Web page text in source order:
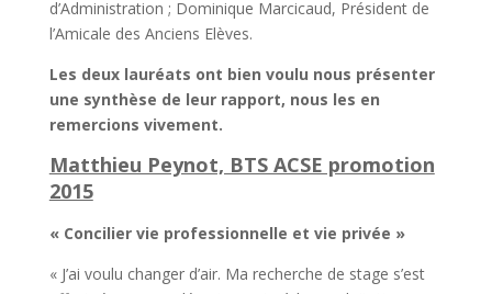
d’Administration ; Dominique Marcicaud, Président de
l’Amicale des Anciens Elèves.
Les deux lauréats ont bien voulu nous présenter
une synthèse de leur rapport, nous les en
remercions vivement.
Matthieu Peynot, BTS ACSE promotion
2015
« Concilier vie professionnelle et vie privée »
« J’ai voulu changer d’air. Ma recherche de stage s’est